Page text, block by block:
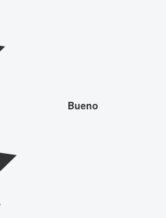
Bueno